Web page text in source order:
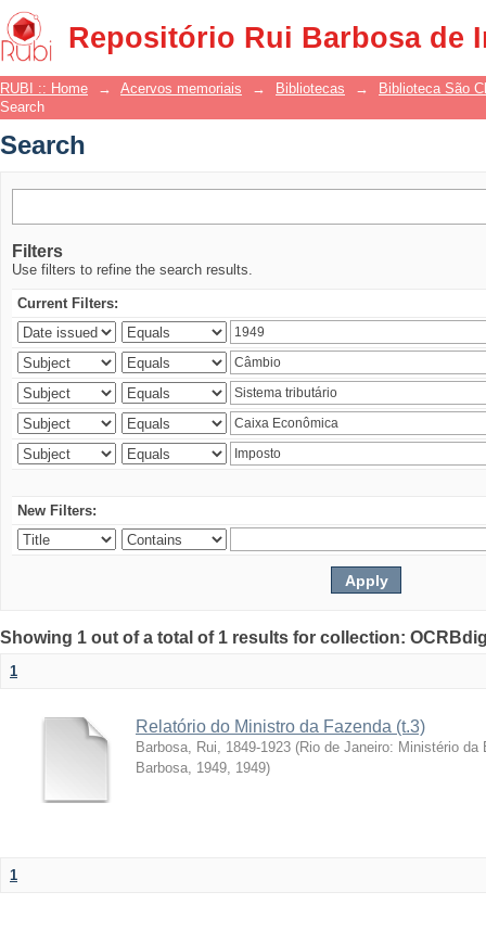
Repositório Rui Barbosa de
Search
RUBI :: Home → Acervos memoriais → Bibliotecas →
Biblioteca São
Search
Search
Filters
Use filters to refine the search results.
Current Filters:
New Filters:
Showing 1 out of a total of 1 results for collection:
1
Relatório do Ministro da Fazenda (t.3)
Barbosa, Rui, 1849-1923 (Rio de Janeiro: Ministério
Barbosa, 1949, 1949)
1